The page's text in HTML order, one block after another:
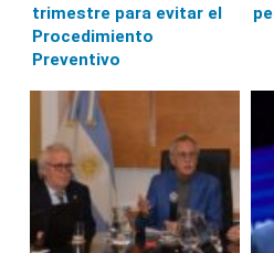
trimestre para evitar el
Procedimiento
Preventivo